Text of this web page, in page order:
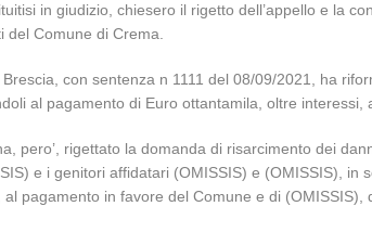
in giudizio, chiesero il rigetto dell’appello e la
del Comune di Crema.
Brescia, con sentenza n 1111 del 08/09/2021, ha
al pagamento di Euro ottantamila, oltre
pero’, rigettato la domanda di risarcimento dei
e i genitori affidatari (OMISSIS) e (OMISSIS),
al pagamento in favore del Comune e di (OMISSIS),